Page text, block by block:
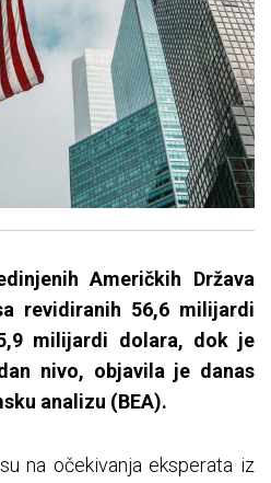
Američkih Država
revidiranih 56,6 milijardi
milijardi dolara, dok je
nivo, objavila je danas
analizu (BEA).
na očekivanja eksperata iz